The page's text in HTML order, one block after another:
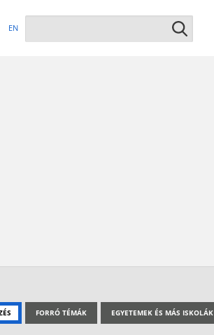
EN
FORRÓ TÉMÁK EGYETEMEK ÉS MÁS ISKOLÁK